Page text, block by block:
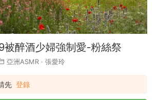
被醉酒少婦強制愛-粉絲祭
亞洲ASMR · 張愛玲
先 登錄